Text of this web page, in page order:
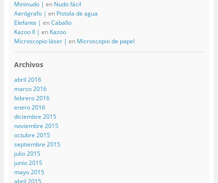
Mininudo | en Nudo fácil
Aerógrafo | en Pistola de agua
Elefante | enCaballo
Kazoo II | en Kazoo
Microscopio láser | en Microscopio de papel
Archivos
abril 2016
marzo 2016
febrero 2016
enero 2016
diciembre 2015
noviembre 2015
octubre 2015
septiembre 2015
julio 2015
junio 2015
mayo 2015
abril 2015